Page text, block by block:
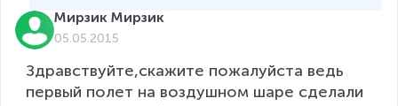
Мирзик Мирзик
05.05.2015
Здравствуйте,скажите пожалуйста ведь
первый полет на воздушном шаре сделали